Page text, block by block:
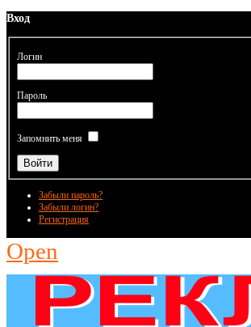
Вход
Логин
Пароль
Запомнить меня
Забыли пароль?
Забыли логин?
Регистрация
Open